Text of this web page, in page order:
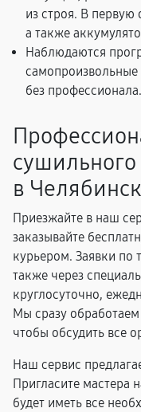
из строя. В
а также
Наблюдаются
самопроизвольные
без профессионала.
сушильного
в
Приезжайте в наш
заказывайте
курьером. Заявки по
также через
круглосуточно,
Мы сразу
чтобы обсудить все
Наш сервис
Пригласите мастера
будет иметь все